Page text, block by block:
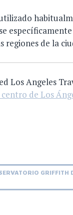
regiones de la
Los Angeles
de Los
GRIFFITH